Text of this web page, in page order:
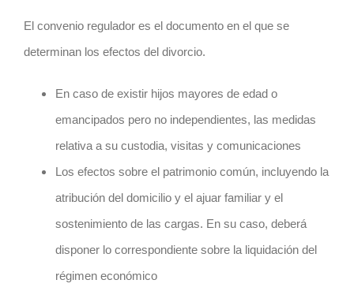
El convenio regulador es el documento en el que se
determinan los efectos del divorcio.
En caso de existir hijos mayores de edad o
emancipados pero no independientes, las medidas
relativa a su custodia, visitas y comunicaciones
Los efectos sobre el patrimonio común, incluyendo la
atribución del domicilio y el ajuar familiar y el
sostenimiento de las cargas. En su caso, deberá
disponer lo correspondiente sobre la liquidación del
régimen económico